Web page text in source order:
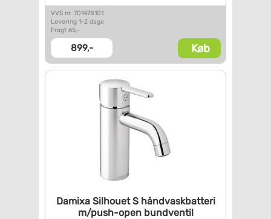
VVS nr. 701478101
Levering 1-2 dage
Fragt 65,-
899,- Køb
Damixa Silhouet Shåndvaskbatteri
m/push-openbundventil